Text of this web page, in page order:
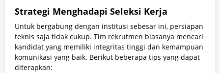
Strategi Menghadapi Seleksi Kerja
Untuk bergabung dengan institusi sebesar ini, persiapan
teknis saja tidak cukup. Tim rekrutmen biasanya mencari
kandidat yang memiliki integritas tinggi dan kemampuan
komunikasi yang baik. Berikut beberapa tips yang dapat
diterapkan: